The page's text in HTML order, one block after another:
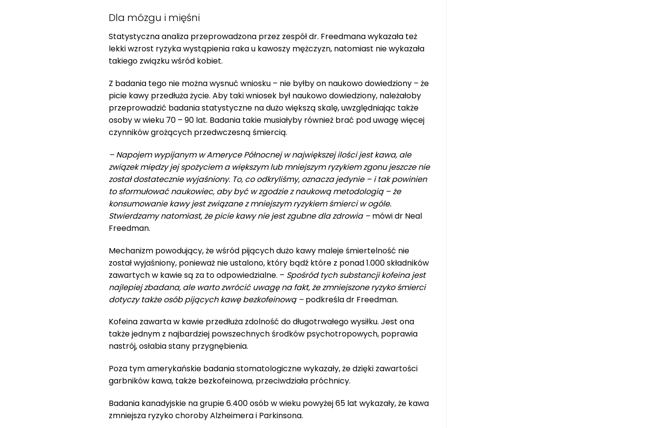
Dla mózgu i mięśni
Statystyczna analiza przeprowadzona przez zespół dr. Freedmana wykazała też
lekki wzrost ryzyka wystąpienia raka u kawoszy mężczyzn, natomiast nie wykazała
takiego związku wśród kobiet.
Z badania tego nie można wysnuć wniosku – nie byłby on naukowo dowiedziony – że
picie kawy przedłuża życie. Aby taki wniosek był naukowo dowiedziony, należałoby
przeprowadzić badania statystyczne na dużo większą skalę, uwzględniając także
osoby w wieku 70 – 90 lat. Badania takie musiałyby również brać pod uwagę więcej
czynników grożących przedwczesną śmiercią.
– Napojem wypijanym w Ameryce Północnej w największej ilości jest kawa, ale
związek między jej spożyciem a większym lub mniejszym ryzykiem zgonu jeszcze nie
został dostatecznie wyjaśniony. To, co odkryliśmy, oznacza jedynie – i tak powinien
to sformułować naukowiec, aby być w zgodzie z naukową metodologią – że
konsumowanie kawy jest związane z mniejszym ryzykiem śmierci w ogóle.
Stwierdzamy natomiast, że picie kawy nie jest zgubne dla zdrowia – mówi dr Neal
Freedman.
Mechanizm powodujący, że wśród pijących dużo kawy maleje śmiertelność nie
został wyjaśniony, ponieważ nie ustalono, który bądź które z ponad 1.000 składników
zawartych w kawie są za to odpowiedzialne. – Spośród tych substancji kofeina jest
najlepiej zbadana, ale warto zwrócić uwagę na fakt, że zmniejszone ryzyko śmierci
dotyczy także osób pijących kawę bezkofeinową – podkreśla dr Freedman.
Kofeina zawarta w kawie przedłuża zdolność do długotrwałego wysiłku. Jest ona
także jednym z najbardziej powszechnych środków psychotropowych, poprawia
nastrój, osłabia stany przygnębienia.
Poza tym amerykańskie badania stomatologiczne wykazały, że dzięki zawartości
garbników kawa, także bezkofeinowa, przeciwdziała próchnicy.
Badania kanadyjskie na grupie 6.400 osób w wieku powyżej 65 lat wykazały, że kawa
zmniejsza ryzyko choroby Alzheimera i Parkinsona.